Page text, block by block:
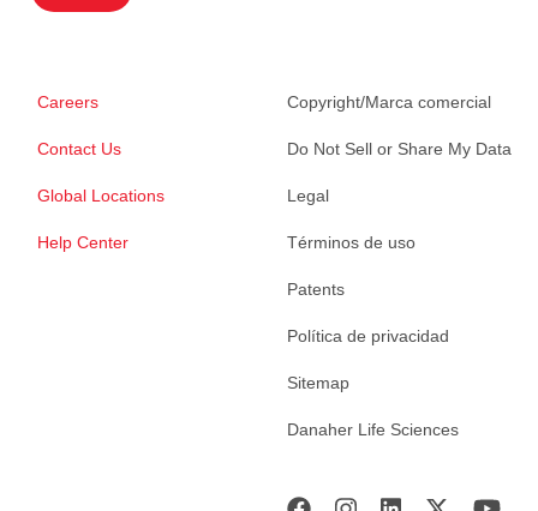
Careers
Contact Us
Global Locations
Help Center
Copyright/Marca comercial
Do Not Sell or Share My Data
Legal
Términos de uso
Patents
Política de privacidad
Sitemap
Danaher Life Sciences